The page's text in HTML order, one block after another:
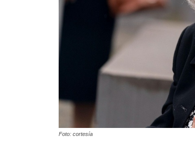
Foto: cortesía